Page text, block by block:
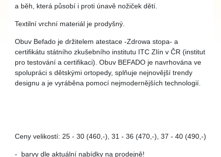
a běh, která působí i proti únavě nožiček dětí.
Textilní vrchní materiál je prodyšný.
Obuv Befado je držitelem atestace -Zdrowa stopa- a
certifikátu státního zkušebního institutu ITC Zlín v ČR (institut
pro testování a certifikaci). Obuv BEFADO je navrhována ve
spolupráci s dětskými ortopedy, splňuje nejnovější trendy
designu a je vyráběna pomocí nejmodernějších technologií.
Ceny velikostí: 25 - 30 (460,-), 31 - 36 (470,-), 37 - 40 (490,-)
- barvy dle aktuální nabídky na prodejně!